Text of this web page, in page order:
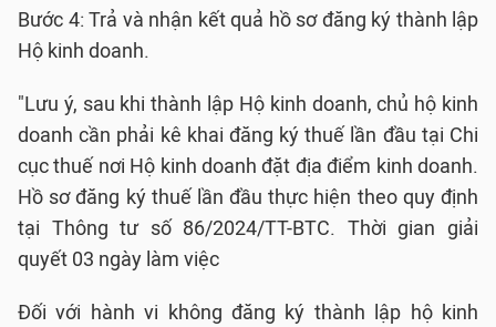
Bước 4: Trả và nhận kết quả hồ sơ đăng ký thành lập
Hộ kinh doanh.
"Lưu ý, sau khi thành lập Hộ kinh doanh, chủ hộ kinh
doanh cần phải kê khai đăng ký thuế lần đầu tại Chi
cục thuế nơi Hộ kinh doanh đặt địa điểm kinh doanh.
Hồ sơ đăng ký thuế lần đầu thực hiện theo quy định
tại Thông tư số 86/2024/TT-BTC. Thời gian giải
quyết 03 ngày làm việc
Đối với hành vi không đăng ký thành lập hộ kinh